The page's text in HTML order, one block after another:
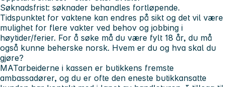
Søknadsfrist: søknader behandles fortløpende.
Tidspunktet for vaktene kan endres på sikt og det vil være
mulighet for flere vakter ved behov og jobbing i
høytider/ferier. For å søke må du være fylt 18 år, du må
også kunne beherske norsk. Hvem er du og hva skal du
gjøre?
MATarbeiderne i kassen er butikkens fremste
ambassadører, og du er ofte den eneste butikkansatte